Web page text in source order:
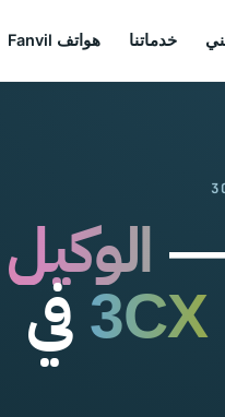
خدماتنا هواتف Fanvil
الوكيل
في